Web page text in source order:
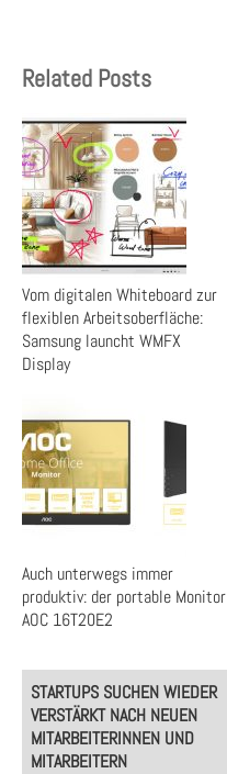
Related Posts
Vom digitalen Whiteboard zur
flexiblen Arbeitsoberfläche:
Samsung launcht WMFX
Display
Auch unterwegs immer
produktiv: der portable Monitor
AOC 16T20E2
Post
navigation
STARTUPS SUCHEN WIEDER
VERSTÄRKT NACH NEUEN
MITARBEITERINNEN UND
MITARBEITERN